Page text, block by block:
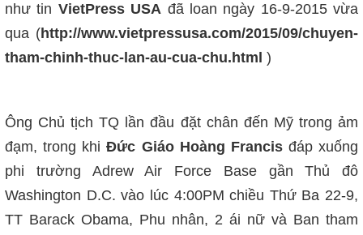
như tin VietPress USA đã loan ngày 16-9-2015 vừa
qua (http://www.vietpressusa.com/2015/09/chuyen-
tham-chinh-thuc-lan-au-cua-chu.html )
Ông Chủ tịch TQ lần đầu đặt chân đến Mỹ trong ảm
đạm, trong khi Đức Giáo Hoàng Francisđáp xuống
phi trường Adrew Air Force Base gần Thủ đô
Washington D.C. vào lúc 4:00PM chiều Thứ Ba 22-9,
TT Barack Obama, Phu nhân, 2 ái nữ và Ban tham